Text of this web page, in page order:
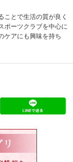
ことで生活の質が良く
ポーツクラブを中心に
ケアにも興味を持ち